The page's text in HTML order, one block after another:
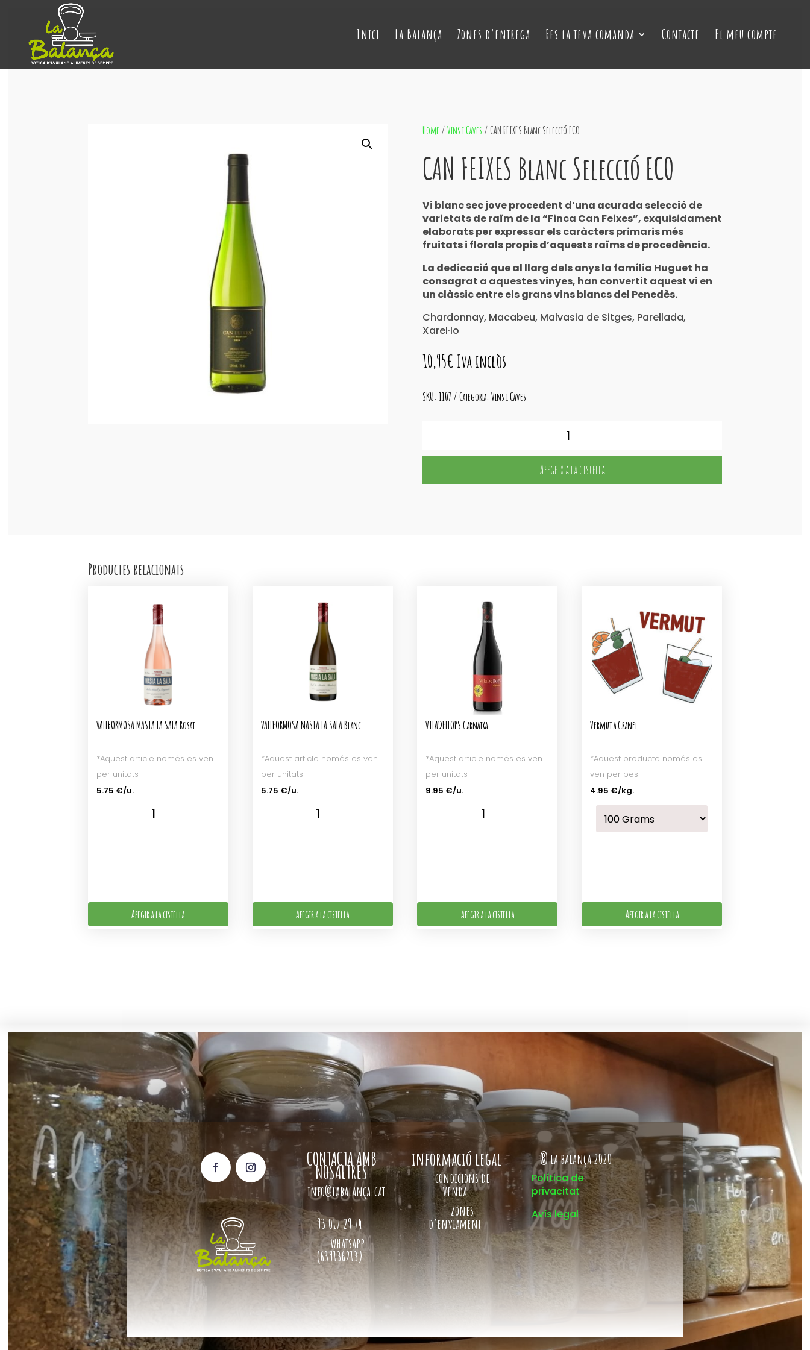
Inici La Balança Zones d’entrega Fes la teva comanda Contacte El meu compte
Home /Vins i Caves / CAN FEIXES Blanc Selecció ECO
CAN FEIXES Blanc Selecció ECO
Vi blanc sec jove procedent d’una acurada selecció de
varietats de raïm de la “Finca Can Feixes”, exquisidament
elaborats per expressar els caràcters primaris més
fruitats i florals propis d’aquests raïms de procedència.
La dedicació que al llarg dels anys la família Huguet ha
consagrat a aquestes vinyes, han convertit aquest vi en
un clàssic entre els grans vins blancs del Penedès.
Chardonnay, Macabeu, Malvasia de Sitges, Parellada,
Xarel·lo
10,95€ Iva inclòs
SKU:1107 Categoria:Vins i Caves
CAN
Afegeix a la cistella
Productes relacionats
VALLFORMOSA MASIA LA SALA Rosat
*Aquest article només es ven
per unitats
5.75 €/u.
Afegir a la cistella
VALLFORMOSA MASIA LA SALA Blanc
*Aquest article només es ven
per unitats
5.75 €/u.
Afegir a la cistella
VILADELLOPS Garnatxa
*Aquest article només es ven
per unitats
9.95 €/u.
Afegir a la cistella
Vermut a Granel
*Aquest producte només es
ven per pes
4.95 €/kg.
Afegir a la cistella
CONTACTA AMB
NOSALTRES
info@labalança.cat
93 017 29 74
whatsapp
(639136213)
informació legal
condicions de
venda
zones
d’enviament
® la balança 2020
Política de
privacitat
Avís legal